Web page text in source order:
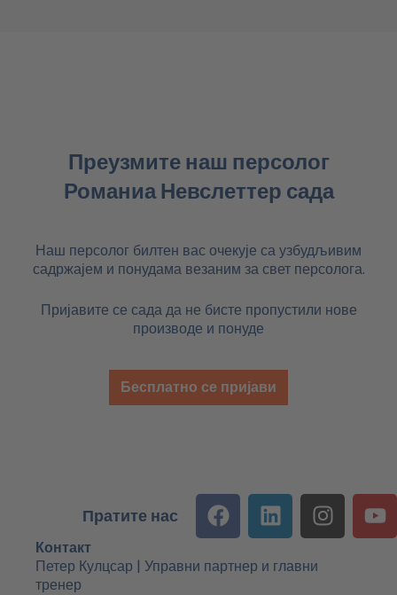
Преузмите наш персолог
Романиа Невслеттер сада
Наш персолог билтен вас очекује са узбудљивим
садржајем и понудама везаним за свет персолога.
Пријавите се сада да не бисте пропустили нове
производе и понуде
Бесплатно се пријави
Пратите нас Ф
е
ј
с
Л
и
н
к
и
н
с
Ј
у
Т
Контакт
Петер Кулцсар | Управни партнер и главни
тренер